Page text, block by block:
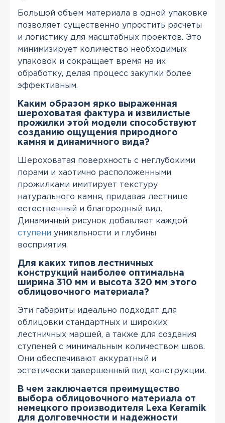
Большой объем материала в одной упаковке
позволяет существенно упростить расчеты
и логистику для масштабных проектов. Это
минимизирует количество необходимых
упаковок и сокращает время на их
обработку, делая процесс закупки более
эффективным.
Каким образом ярко выраженная
шероховатая фактура и извилистые
прожилки этой модели способствуют
созданию ощущения природного
камня и динамичного вида?
Шероховатая поверхность с неглубокими
порами и хаотично расположенными
прожилками имитирует текстуру
натурального камня, придавая лестнице
естественный и благородный вид.
Динамичный рисунок добавляет каждой
ступени уникальности и глубины
восприятия.
Для каких типов лестничных
конструкций наиболее оптимальна
ширина 310 мм и высота 320 мм этого
облицовочного материала?
Эти габариты идеально подходят для
облицовки стандартных и широких
лестничных маршей, а также для создания
ступеней с минимальным количеством швов.
Они обеспечивают аккуратный и
эстетически завершенный вид конструкции.
В чем заключается преимущество
выбора облицовочного материала от
немецкого производителя Lexa Keramik
для долговечности и надежности